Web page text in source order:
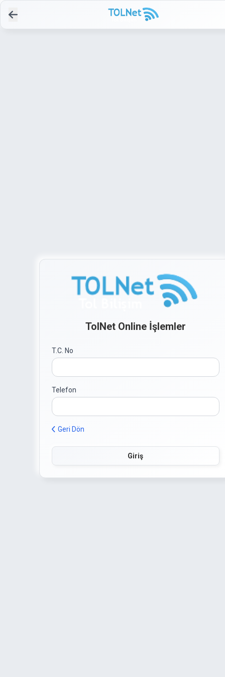
TolNet Online İşlemler
T.C. No
Telefon
Geri Dön
Giriş